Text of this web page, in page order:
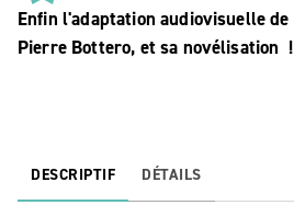
Enfin l'adaptation audiovisuelle de
Pierre Bottero, et sa novélisation !
DESCRIPTIF DÉTAILS